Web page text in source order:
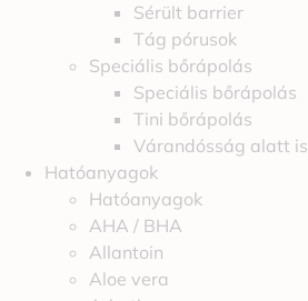
Sérült barrier
Tág pórusok
Speciális bőrápolás
Speciális bőrápolás
Tini bőrápolás
Várandósság alatt is
Hatóanyagok
Hatóanyagok
AHA / BHA
Allantoin
Aloe vera